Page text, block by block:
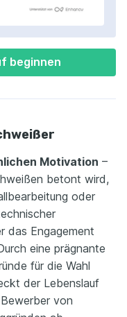
beginnen
Motivation –
betont wird,
oder
das Engagement
eine prägnante
für die Wahl
der Lebenslauf
von